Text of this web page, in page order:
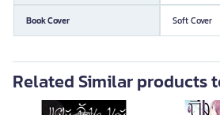
Book Cover Soft Cover
Related Similar products